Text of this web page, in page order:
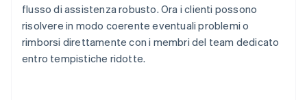
flusso di assistenza robusto. Ora i clienti possono
risolvere in modo coerente eventuali problemi o
rimborsi direttamente con i membri del team dedicato
entro tempistiche ridotte.